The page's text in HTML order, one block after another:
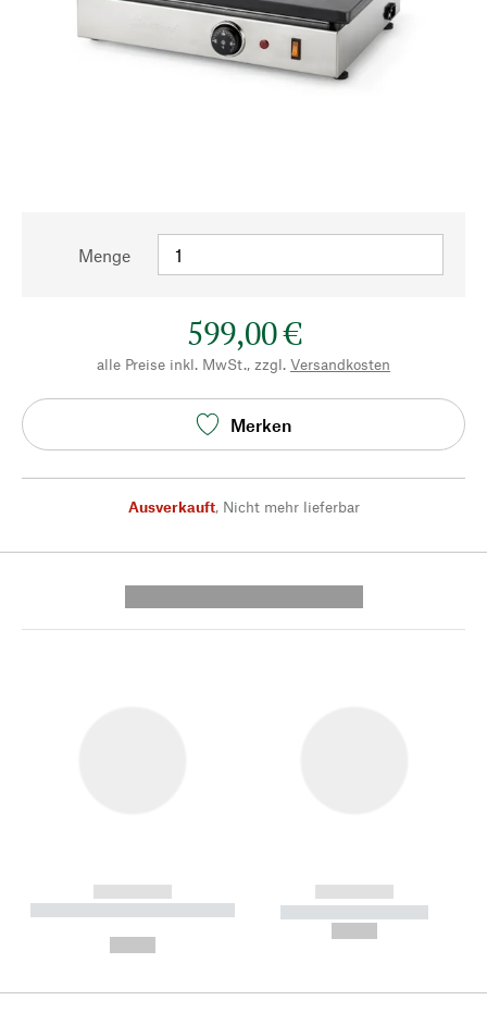
Menge
599,00 €
alle Preise inkl. MwSt., zzgl. Versandkosten
Merken
Ausverkauft, Nicht mehr lieferbar
------------
----------- ----------- --------
------------
----------- -----------